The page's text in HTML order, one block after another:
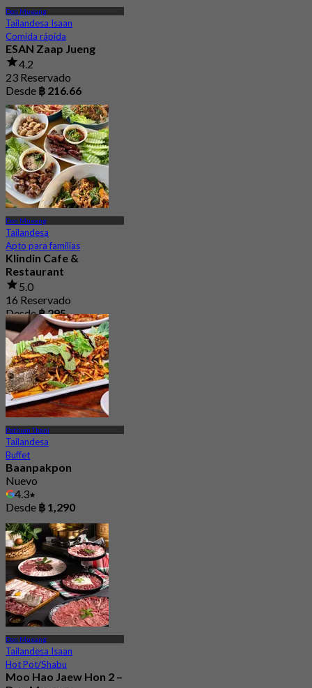
Don Mueang
Tailandesa Isaan
Comida rápida
ESAN Zaap Jueng
4.2
23 Reservado
Desde ฿ 216.66
Don Mueang
Tailandesa
Apto para familias
Klindin Cafe &
Restaurant
5.0
16 Reservado
Desde฿ 295
Pathum Thani
Tailandesa
Buffet
Baanpakpon
Nuevo
4.3
Desde ฿ 1,290
Don Mueang
Tailandesa Isaan
Hot Pot/Shabu
Moo Hao Jaew Hon 2 –